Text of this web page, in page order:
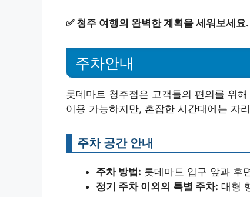
✅ 청주 여행의 완벽한 계획을 세워보세요.
주차안내
롯데마트 청주점은 고객들의 편의를 위
이용 가능하지만, 혼잡한 시간대에는 자
주차 공간 안내
주차 방법: 롯데마트 입구 앞과 후
정기 주차 이외의 특별 주차: 대형